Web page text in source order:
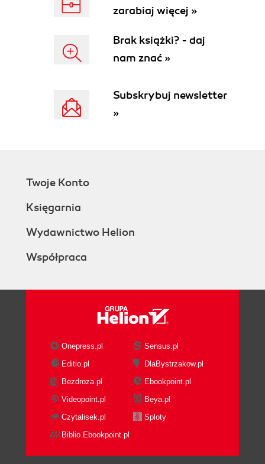
zarabiaj więcej »
Brak książki? - daj
nam znać »
Subskrybuj newsletter
»
Twoje Konto
Księgarnia
Wydawnictwo Helion
Współpraca
Onepress.pl
Sensus.pl
Editio.pl
DlaBystrzakow.pl
Bezdroza.pl
Ebookpoint.pl
Videopoint.pl
Beya.pl
Czytalisek.pl
Sploty
Biblio.Ebookpoint.pl